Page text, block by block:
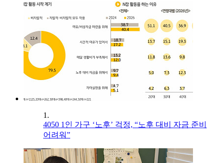
1.
4050 1인 가구 ‘노후’ 걱정, “노후 대비 자금 준비
어려워”